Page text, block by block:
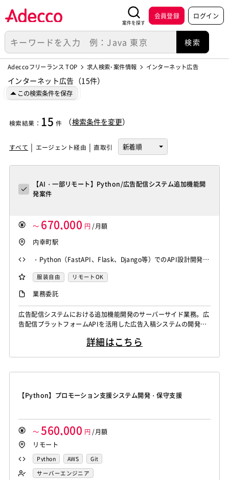
案件を探す
会員登録 ログイン
Adeccoフリーランス TOP 求人検索･案件情報 インターネット広告
インターネット広告（15件）
この検索条件を保存
検索結果 ： 15 件 （検索条件を変更）
すべて エージェント経由 直取引
【AI・一部リモート】Python/広告配信システム追加機能開
発案件
～ 670,000 円 /月額
内幸町駅
・Python（FastAPI、Flask、Django等）でのAPI設計開発経
験 ・ECSやKubernetesなどのコンテナ環境下での開発経験
・クラウド（AWS、GCP、Azure等）環境下での開発経験
・外部システムとの連携経験 ・Gitを活用したチーム開発経
験
服装自由 リモートOK
業務委託
広告配信システムにおける追加機能開発のサーバーサイド業務。広
告配信プラットフォームAPIを活用した広告入稿システムの開発保
用保守を担当。 ・広告配信プラットフォームからのAPIを活用し
詳細はこちら
【Python】プロモーション支援システム開発・保守支援
～ 560,000 円 /月額
リモート
Python AWS
Git
サーバーエンジニア